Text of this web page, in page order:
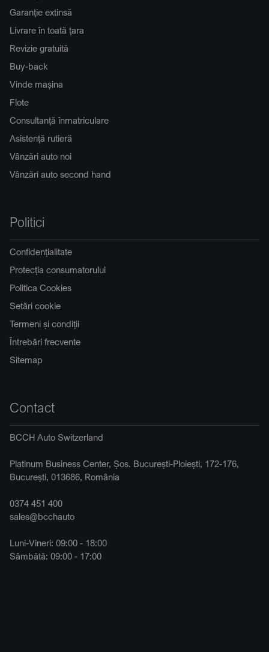
Garanție extinsă
Livrare în toată țara
Revizie gratuită
Buy-back
Vinde mașina
Flote
Consultanță înmatriculare
Asistență rutieră
Vânzări auto noi
Vânzări auto second hand
Politici
Confidențialitate
Protecția consumatorului
Politica Cookies
Setări cookie
Termeni și condiții
Întrebări frecvente
Sitemap
Contact
BCCH Auto Switzerland
Platinum Business Center, Șos. București-Ploiești, 172-176,
București, 013686, România
0374 451 400
sales@bcchauto
Luni-Vineri: 09:00 - 18:00
Sâmbătă: 09:00 - 17:00